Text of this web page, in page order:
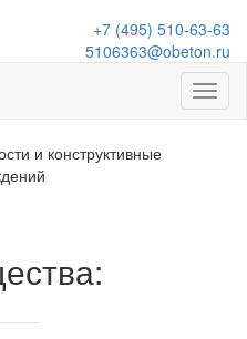
+7 (495) 510-63-63
5106363@obeton.ru
и конструктивные